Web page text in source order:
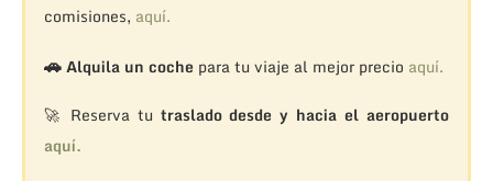
comisiones, aquí.
🚗Alquila un coche para tu viaje al mejor precio aquí.
🚀 Reserva tu traslado desde y hacia el aeropuerto
aquí.